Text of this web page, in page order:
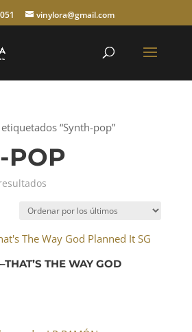
vinylora@gmail.com
“Synth-pop”
POP
Ordenado
los
últimos
THE WAY GOD